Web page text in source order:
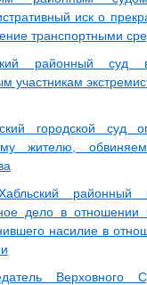
иск о
транспортными
районный суд
участникам
городской суд
жителю,
районный
дело в отношении
насилие в
Верховного